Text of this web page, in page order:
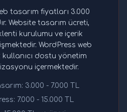
tasarım fiyatları 3.000
Website tasarım ücreti,
kurulumu ve içerik
WordPress web
dostu yönetim
içermektedir.
3.000 - 7.000 TL
7.000 - 15.000 TL